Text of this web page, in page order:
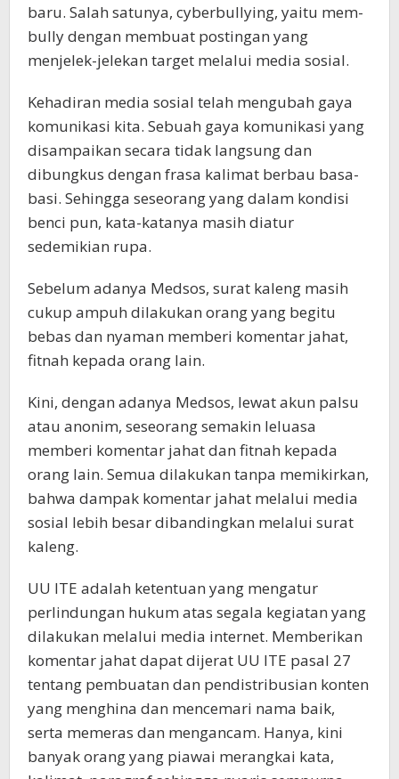
baru. Salah satunya, cyberbullying, yaitu mem-
bully dengan membuat postingan yang
menjelek-jelekan target melalui media sosial.
Kehadiran media sosial telah mengubah gaya
komunikasi kita. Sebuah gaya komunikasi yang
disampaikan secara tidak langsung dan
dibungkus dengan frasa kalimat berbau basa-
basi. Sehingga seseorang yang dalam kondisi
benci pun, kata-katanya masih diatur
sedemikian rupa.
Sebelum adanya Medsos, surat kaleng masih
cukup ampuh dilakukan orang yang begitu
bebas dan nyaman memberi komentar jahat,
fitnah kepada orang lain.
Kini, dengan adanya Medsos, lewat akun palsu
atau anonim, seseorang semakin leluasa
memberi komentar jahat dan fitnah kepada
orang lain. Semua dilakukan tanpa memikirkan,
bahwa dampak komentar jahat melalui media
sosial lebih besar dibandingkan melalui surat
kaleng.
UU ITE adalah ketentuan yang mengatur
perlindungan hukum atas segala kegiatan yang
dilakukan melalui media internet. Memberikan
komentar jahat dapat dijerat UU ITE pasal 27
tentang pembuatan dan pendistribusian konten
yang menghina dan mencemari nama baik,
serta memeras dan mengancam. Hanya, kini
banyak orang yang piawai merangkai kata,